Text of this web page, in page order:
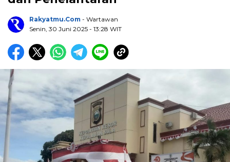
Rakyatmu.com - Wartawan
Senin, 30 Juni 2025 - 13:28 WIT